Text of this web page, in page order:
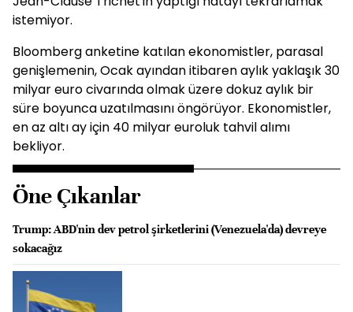
istemiyor.
Bloomberg anketine katılan ekonomistler, parasal
genişlemenin, Ocak ayından itibaren aylık yaklaşık 30
milyar euro civarında olmak üzere dokuz aylık bir
süre boyunca uzatılmasını öngörüyor. Ekonomistler,
en az altı ay için 40 milyar euroluk tahvil alımı
bekliyor.
Öne Çıkanlar
Trump: ABD'nin dev petrol şirketlerini (Venezuela'da) devreye
sokacağız